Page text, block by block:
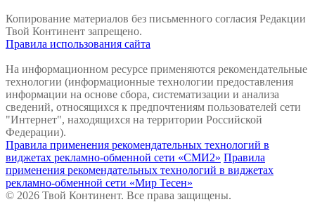
Копирование материалов без письменного согласия Редакции
Твой Континент запрещено.
Правила использования сайта
На информационном ресурсе применяются рекомендательные
технологии (информационные технологии предоставления
информации на основе сбора, систематизации и анализа
сведений, относящихся к предпочтениям пользователей сети
"Интернет", находящихся на территории Российской
Федерации).
Правила применения рекомендательных технологий в
виджетах рекламно-обменной сети «СМИ2» Правила
применения рекомендательных технологий в виджетах
рекламно-обменной сети «Мир Тесен»
© 2026 Твой Континент. Все права защищены.